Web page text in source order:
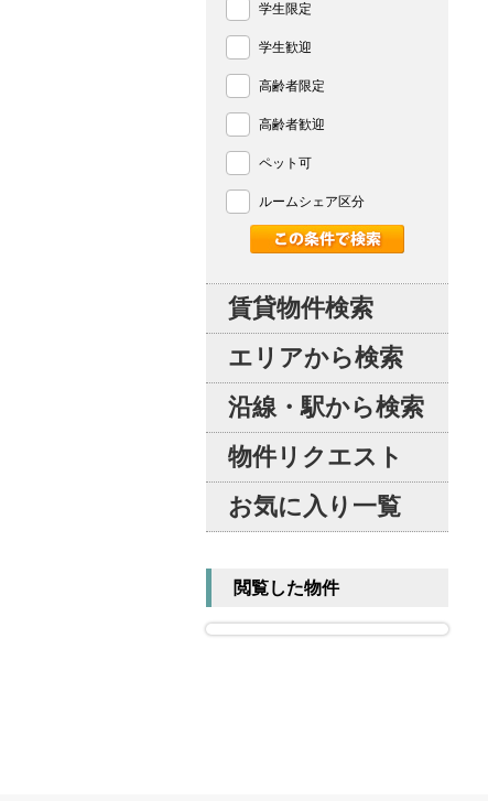
学生限定
学生歓迎
高齢者限定
高齢者歓迎
ペット可
ルームシェア区分
賃貸物件検索
エリアから検索
沿線・駅から検索
物件リクエスト
お気に入り一覧
閲覧した物件